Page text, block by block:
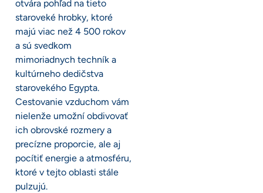
otvára pohľad na tieto
staroveké hrobky, ktoré
majú viac než 4 500 rokov
a sú svedkom
mimoriadnych techník a
kultúrneho dedičstva
starovekého Egypta.
Cestovanie vzduchom vám
nielenže umožní obdivovať
ich obrovské rozmery a
precízne proporcie, ale aj
pocítiť energie a atmosféru,
ktoré v tejto oblasti stále
pulzujú.